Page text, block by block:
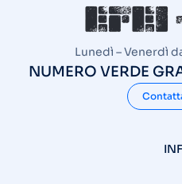
Lunedì – Venerdì
NUMERO VERDE